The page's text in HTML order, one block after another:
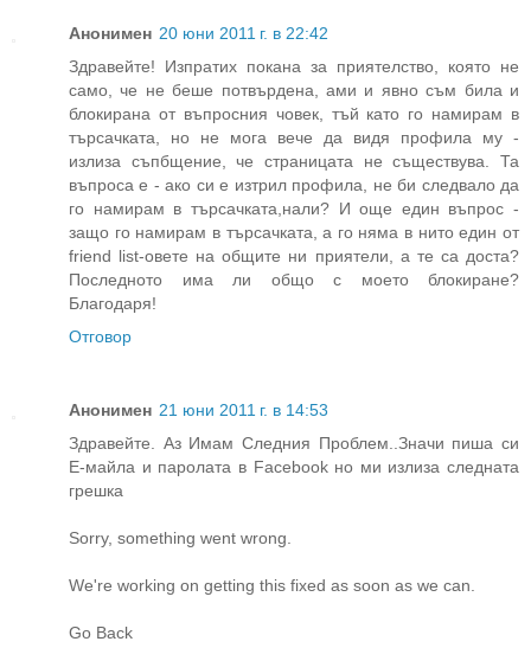
Анонимен 20 юни 2011 г. в 22:42
Здравейте! Изпратих покана за приятелство, която не
само, че не беше потвърдена, ами и явно съм била и
блокирана от въпросния човек, тъй като го намирам в
търсачката, но не мога вече да видя профила му -
излиза съпбщение, че страницата не съществува. Та
въпроса е - ако си е изтрил профила, не би следвало да
го намирам в търсачката,нали? И още един въпрос -
защо го намирам в търсачката, а го няма в нито един от
friend list-овете на общите ни приятели, а те са доста?
Последното има ли общо с моето блокиране?
Благодаря!
Отговор
Анонимен 21 юни 2011 г. в 14:53
Здравейте. Аз Имам Следния Проблем..Значи пиша си
Е-майла и паролата в Facebook но ми излиза следната
грешка
Sorry, something went wrong.
We're working on getting this fixed as soon as we can.
Go Back